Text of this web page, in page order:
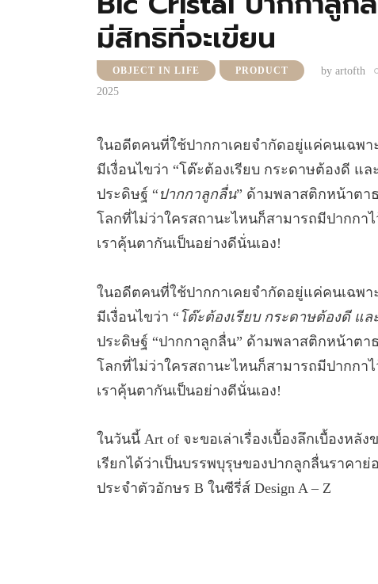
มีสิทธิที่จะเขียน
OBJECT IN LIFE PRODUCT by artofth
2025
ในอดีตคนที่ใช้ปากกาเคยจำกัดอยู่แค่คนเฉพ
มีเงื่อนไขว่า “โต๊ะต้องเรียบ กระดาษต้องดี แ
ประดิษฐ์ “ปากกาลูกลื่น” ด้ามพลาสติกหน้าตา
โลกที่ไม่ว่าใครสถานะไหนก็สามารถมีปากกา
เราคุ้นตากันเป็นอย่างดีนั่นเอง!
ในอดีตคนที่ใช้ปากกาเคยจำกัดอยู่แค่คนเฉพ
มีเงื่อนไขว่า “โต๊ะต้องเรียบ กระดาษต้องดี แ
ประดิษฐ์ “ปากกาลูกลื่น” ด้ามพลาสติกหน้าต
โลกที่ไม่ว่าใครสถานะไหนก็สามารถมีปากกา
เราคุ้นตากันเป็นอย่างดีนั่นเอง!
ในวันนี้ Art of จะขอเล่าเรื่องเบื้องลึกเบื้องหลั
เรียกได้ว่าเป็นบรรพบุรุษของปากลูกลื่นราคา
ประจำตัวอักษร B ในซีรี่ส์ Design A – Z